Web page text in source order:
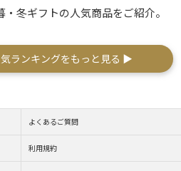
冬ギフトの人気商品をご紹介。
ランキングをもっと見る ▶
よくあるご質問
利用規約